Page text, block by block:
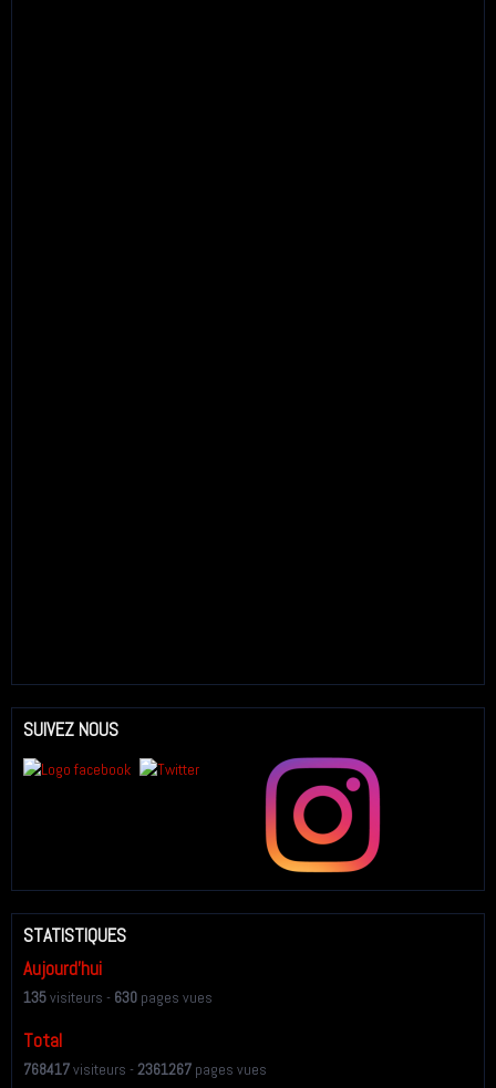
SUIVEZ NOUS
STATISTIQUES
Aujourd'hui
135visiteurs - 630 pages vues
Total
768417visiteurs -2361267 pages vues